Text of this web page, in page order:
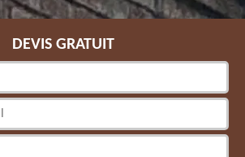
DEVIS GRATUIT